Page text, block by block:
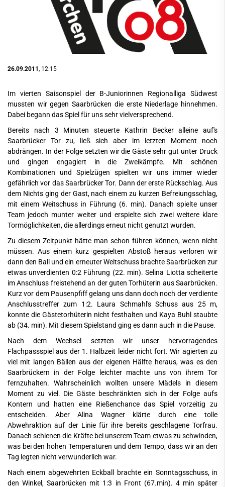
26.09.2011 , 12:15
Im vierten Saisonspiel der B-Juniorinnen Regionalliga Südwest
mussten wir gegen Saarbrücken die erste Niederlage hinnehmen.
Dabei begann das Spiel für uns sehr vielversprechend.
Bereits nach 3 Minuten steuerte Kathrin Becker alleine auf's
Saarbrücker Tor zu, ließ sich aber im letzten Moment noch
abdrängen. In der Folge setzten wir die Gäste sehr gut unter Druck
und gingen engagiert in die Zweikämpfe. Mit schönen
Kombinationen und Spielzügen spielten wir uns immer wieder
gefährlich vor das Saarbrücker Tor. Dann der erste Rückschlag. Aus
dem Nichts ging der Gast, nach einem zu kurzen Befreiungsschlag,
mit einem Weitschuss in Führung (6. min). Danach spielte unser
Team jedoch munter weiter und erspielte sich zwei weitere klare
Tormöglichkeiten, die allerdings erneut nicht genutzt wurden.
Zu diesem Zeitpunkt hätte man schon führen können, wenn nicht
müssen. Aus einem kurz gespielten Abstoß heraus verloren wir
dann den Ball und ein erneuter Weitschuss brachte Saarbrücken zur
etwas unverdienten 0:2 Führung (22. min). Selina Liotta scheiterte
im Anschluss freistehend an der guten Torhüterin aus Saarbrücken.
Kurz vor dem Pausenpfiff gelang uns dann doch noch der verdiente
Anschlusstreffer zum 1:2. Laura Schmahl's Schuss aus 25 m,
konnte die Gästetorhüterin nicht festhalten und Kaya Buhl staubte
ab (34. min). Mit diesem Spielstand ging es dann auch in die Pause.
Nach dem Wechsel setzten wir unser hervorragendes
Flachpassspiel aus der 1. Halbzeit leider nicht fort. Wir agierten zu
viel mit langen Bällen aus der eigenen Hälfte heraus, was es den
Saarbrückern in der Folge leichter machte uns von ihrem Tor
fernzuhalten. Wahrscheinlich wollten unsere Mädels in diesem
Moment zu viel. Die Gäste beschränkten sich in der Folge aufs
Kontern und hatten eine Rießenchance das Spiel vorzeitig zu
entscheiden. Aber Alina Wagner klärte durch eine tolle
Abwehraktion auf der Linie für ihre bereits geschlagene Torfrau.
Danach schienen die Kräfte bei unserem Team etwas zu schwinden,
was bei den hohen Temperaturen und dem Tempo, dass wir an den
Tag legten nicht verwunderlich war.
Nach einem abgewehrten Eckball brachte ein Sonntagsschuss, in
den Winkel, Saarbrücken mit 1:3 in Front (67.min). 4 min später